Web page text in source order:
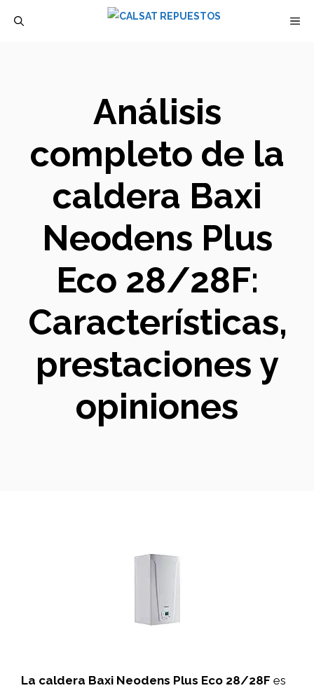
Análisis
completo de la
caldera Baxi
Neodens Plus
Eco 28/28F:
Características,
prestaciones y
opiniones
La caldera Baxi Neodens Plus Eco 28/28F es